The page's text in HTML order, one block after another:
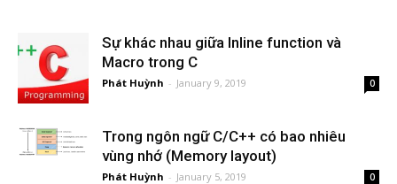
Sự khác nhau giữa Inline function và
Macro trong C
Phát Huỳnh - January 9, 2019 0
Trong ngôn ngữ C/C++ có bao nhiêu
vùng nhớ (Memory layout)
Phát Huỳnh - January 5, 2019 0